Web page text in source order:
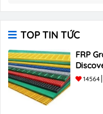
TOP TIN TỨC
FRP
14564